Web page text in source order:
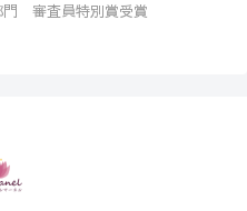
門 審査員特別賞受賞